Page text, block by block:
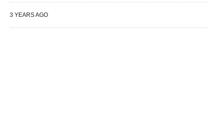
3 YEARS AGO